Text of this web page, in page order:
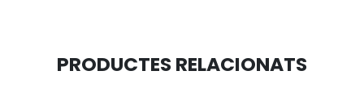
PRODUCTES RELACIONATS